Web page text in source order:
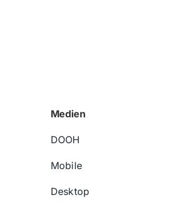
Medien
DOOH
Mobile
Desktop